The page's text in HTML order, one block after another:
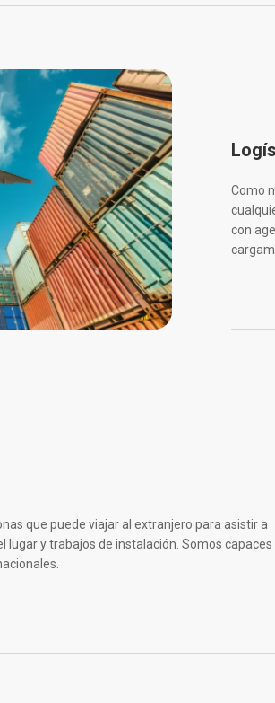
Como
con
que puede viajar al extranjero para asistir a
y trabajos de instalación. Somos capaces